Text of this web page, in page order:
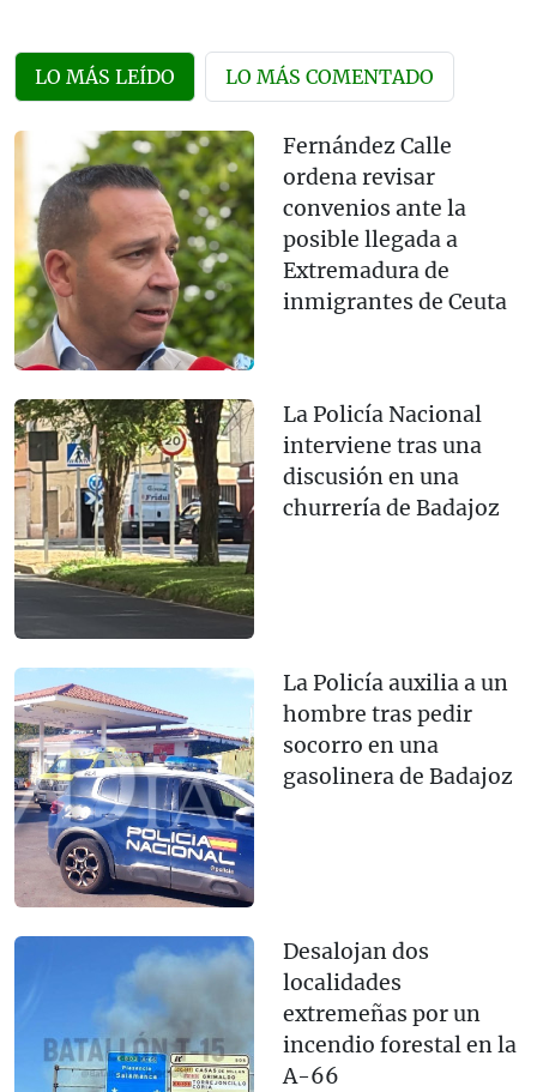
LO MÁS LEÍDO LO MÁS COMENTADO
Fernández Calle
ordena revisar
convenios ante la
posible llegada a
Extremadura de
inmigrantes de Ceuta
La Policía Nacional
interviene tras una
discusión en una
churrería de Badajoz
La Policía auxilia a un
hombre tras pedir
socorro en una
gasolinera de Badajoz
Desalojan dos
localidades
extremeñas por un
incendio forestal en la
A-66